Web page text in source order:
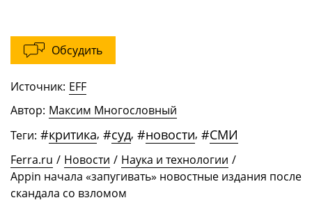
Обсудить
Источник: EFF
Автор: Максим Многословный
Теги: #критика, #суд, #новости, #СМИ
Ferra.ru / Новости / Наука и технологии /
Appin начала «запугивать» новостные издания после
скандала со взломом